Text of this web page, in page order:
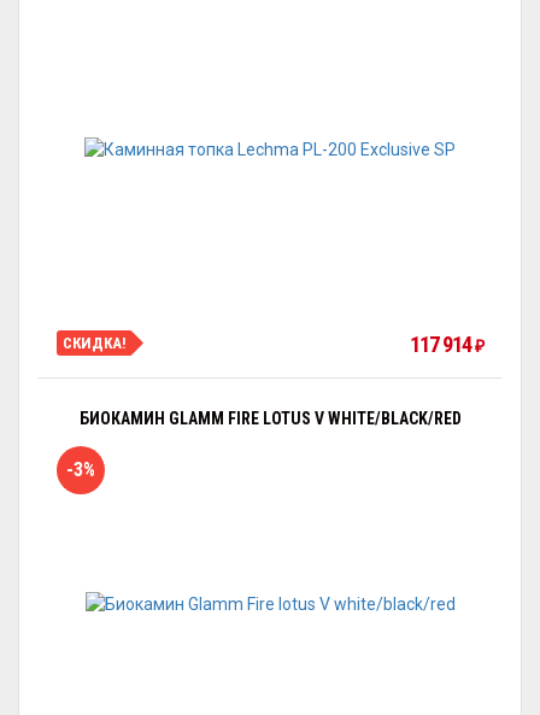
СКИДКА! 117 914₽
БИОКАМИН GLAMM FIRE LOTUS V WHITE/BLACK/RED
-3%